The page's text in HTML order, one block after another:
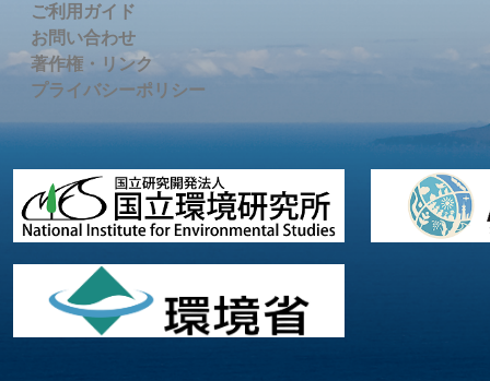
ご利用ガイド
お問い合わせ
著作権・リンク
プライバシーポリシー